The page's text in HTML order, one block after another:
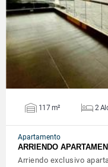
117 m² 2
Apartamento
ARRIENDO
Arriendo exclusivo